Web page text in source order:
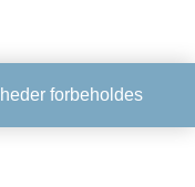
forbeholdes